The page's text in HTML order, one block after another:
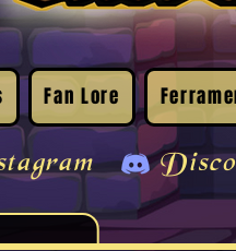
Fan Lore